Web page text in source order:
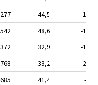
44,5
-12,5
48,6
-12,6
32,9
-14,3
768 33,2
-23,6
685 41,4
-4,0